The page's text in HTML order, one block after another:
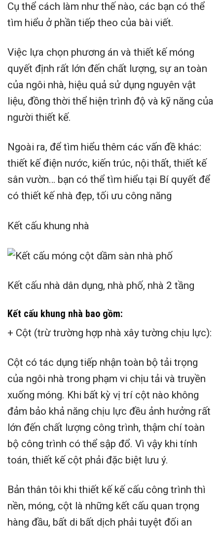
Cụ thể cách làm như thế nào, các bạn có thể
tìm hiểu ở phần tiếp theo của bài viết.
Việc lựa chọn phương án và thiết kế móng
quyết định rất lớn đến chất lượng, sự an toàn
của ngôi nhà, hiệu quả sử dụng nguyên vật
liệu, đồng thời thể hiện trình độ và kỹ năng của
người thiết kế.
Ngoài ra, để tìm hiểu thêm các vấn đề khác:
thiết kế điện nước, kiến trúc, nội thất, thiết kế
sân vườn… bạn có thể tìm hiểu tại Bí quyết để
có thiết kế nhà đẹp, tối ưu công năng
Kết cấu khung nhà
Kết cấu nhà dân dụng, nhà phố, nhà 2 tầng
Kết cấu khung nhà bao gồm:
+ Cột (trừ trường hợp nhà xây tường chịu lực):
Cột có tác dụng tiếp nhận toàn bộ tải trọng
của ngôi nhà trong phạm vi chịu tải và truyền
xuống móng. Khi bất kỳ vị trí cột nào không
đảm bảo khả năng chịu lực đều ảnh hưởng rất
lớn đến chất lượng công trình, thậm chí toàn
bộ công trình có thể sập đổ. Vì vậy khi tính
toán, thiết kế cột phải đặc biệt lưu ý.
Bản thân tôi khi thiết kế kế cấu công trình thì
nền, móng, cột là những kết cấu quan trọng
hàng đầu, bất di bất dịch phải tuyệt đối an